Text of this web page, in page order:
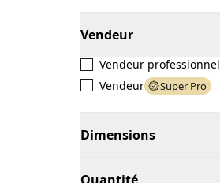
Vendeur
Vendeur professionnel
Vendeur
Super Pro
Dimensions